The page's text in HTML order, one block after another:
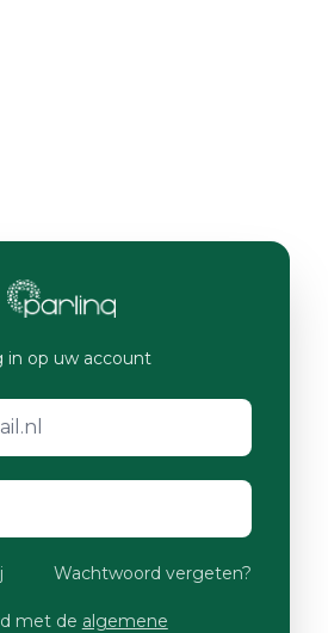
in op uw account
Wachtwoord vergeten?
met de algemene